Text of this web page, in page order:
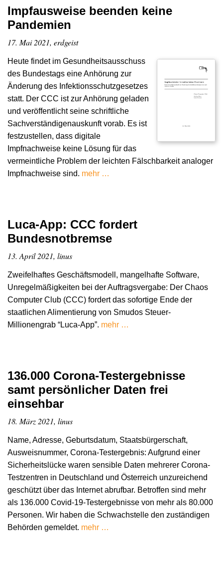
Impfausweise beenden keine
Pandemien
17. Mai 2021, erdgeist
Heute findet im Gesundheitsausschuss
des Bundestags eine Anhörung zur
Änderung des Infektionsschutzgesetzes
statt. Der CCC ist zur Anhörung geladen
und veröffentlicht seine schriftliche
Sachverständigenauskunft vorab. Es ist
festzustellen, dass digitale
Impfnachweise keine Lösung für das
vermeintliche Problem der leichten Fälschbarkeit analoger
Impfnachweise sind. mehr …
Luca-App: CCC fordert
Bundesnotbremse
13. April 2021, linus
Zweifelhaftes Geschäftsmodell, mangelhafte Software,
Unregelmäßigkeiten bei der Auftragsvergabe: Der Chaos
Computer Club (CCC) fordert das sofortige Ende der
staatlichen Alimentierung von Smudos Steuer-
Millionengrab “Luca-App”. mehr …
136.000 Corona-Testergebnisse
samt persönlicher Daten frei
einsehbar
18. März 2021, linus
Name, Adresse, Geburtsdatum, Staatsbürgerschaft,
Ausweisnummer, Corona-Testergebnis: Aufgrund einer
Sicherheitslücke waren sensible Daten mehrerer Corona-
Testzentren in Deutschland und Österreich unzureichend
geschützt über das Internet abrufbar. Betroffen sind mehr
als 136.000 Covid-19-Testergebnisse von mehr als 80.000
Personen. Wir haben die Schwachstelle den zuständigen
Behörden gemeldet. mehr …